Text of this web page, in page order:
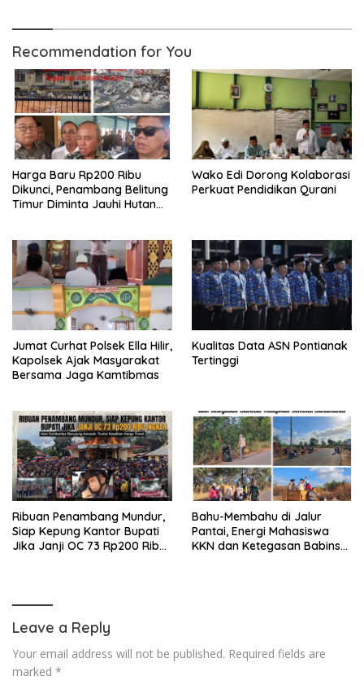
Recommendation for You
Harga Baru Rp200 Ribu
Dikunci, Penambang Belitung
Timur Diminta Jauhi Hutan
Wako Edi Dorong Kolaborasi
Perkuat Pendidikan Qurani
Jumat Curhat Polsek Ella Hilir,
Kapolsek Ajak Masyarakat
Bersama Jaga Kamtibmas
Kualitas Data ASN Pontianak
Tertinggi
Ribuan Penambang Mundur,
Siap Kepung Kantor Bupati
Jika Janji OC 73 Rp200 Ribu
Bahu-Membahu di Jalur
Pantai, Energi Mahasiswa
KKN dan Ketegasan Babinsa
Leave a Reply
Your email address will not be published. Required fields are
marked *